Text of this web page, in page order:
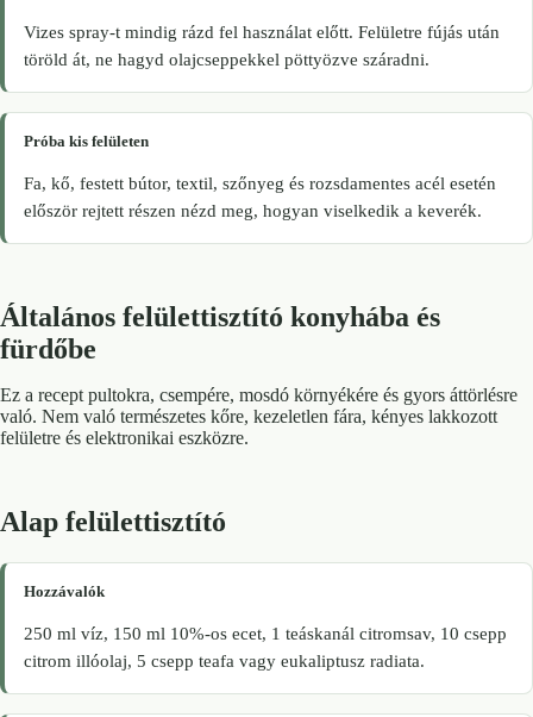
Vizes spray-t mindig rázd fel használat előtt. Felületre fújás után
töröld át, ne hagyd olajcseppekkel pöttyözve száradni.
Próba kis felületen
Fa, kő, festett bútor, textil, szőnyeg és rozsdamentes acél esetén
először rejtett részen nézd meg, hogyan viselkedik a keverék.
Általános felülettisztító konyhába és
fürdőbe
Ez a recept pultokra, csempére, mosdó környékére és gyors áttörlésre
való. Nem való természetes kőre, kezeletlen fára, kényes lakkozott
felületre és elektronikai eszközre.
Alap felülettisztító
Hozzávalók
250 ml víz, 150 ml 10%-os ecet, 1 teáskanál citromsav, 10 csepp
citrom illóolaj, 5 csepp teafa vagy eukaliptusz radiata.